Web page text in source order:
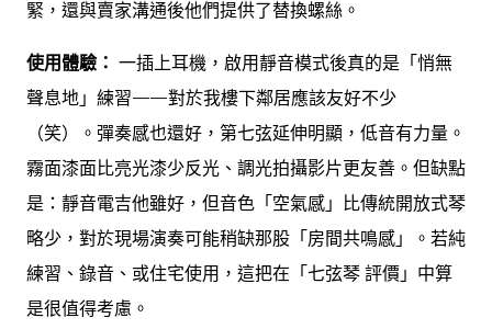
緊，還與賣家溝通後他們提供了替換螺絲。
使用體驗： 一插上耳機，啟用靜音模式後真的是「悄無
聲息地」練習——對於我樓下鄰居應該友好不少
（笑）。彈奏感也還好，第七弦延伸明顯，低音有力量。
霧面漆面比亮光漆少反光、調光拍攝影片更友善。但缺點
是：靜音電吉他雖好，但音色「空氣感」比傳統開放式琴
略少，對於現場演奏可能稍缺那股「房間共鳴感」。若純
練習、錄音、或住宅使用，這把在「七弦琴 評價」中算
是很值得考慮。